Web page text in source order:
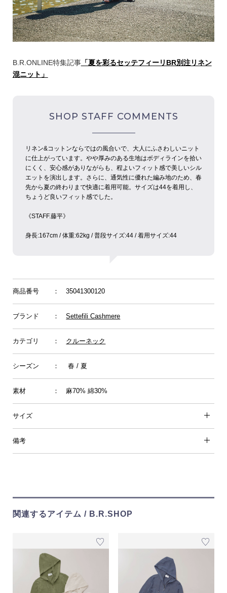
B.R.ONLINE特集記事「夏を彩るセッテフィーリBR別注リネン
混ニット」
SHOP STAFF COMMENTS
リネン&コットンならではの風合いで、大人にふさわしいニット
に仕上がっています。やや厚みのある生地はボディラインを拾い
にくく、安心感がありながらも、程よいフィット感で美しいシル
エットを演出します。さらに、通気性に優れた編み地のため、春
先から夏の終わりまで快適に着用可能。サイズは44を着用し、
ちょうど良いフィット感でした。
《STAFF.︎︎藤平》
身長:︎︎167cm / 体重:62kg / 普段サイズ:︎︎44 / 着用サイズ:︎︎44
商品番号 ： 35041300120
ブランド ：Settefili Cashmere
カテゴリ ： クルーネック
シーズン ： 春 / 夏
素材 ： 麻70% 綿30%
サイズ
備考
関連するアイテム / B.R.SHOP